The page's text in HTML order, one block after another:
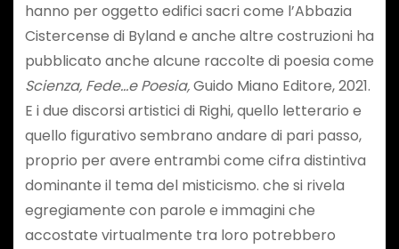
hanno per oggetto edifici sacri come l’Abbazia
Cistercense di Byland e anche altre costruzioni ha
pubblicato anche alcune raccolte di poesia come
Scienza, Fede…e Poesia,Guido Miano Editore, 2021.
E i due discorsi artistici di Righi, quello letterario e
quello figurativo sembrano andare di pari passo,
proprio per avere entrambi come cifra distintiva
dominante il tema del misticismo. che si rivela
egregiamente con parole e immagini che
accostate virtualmente tra loro potrebbero